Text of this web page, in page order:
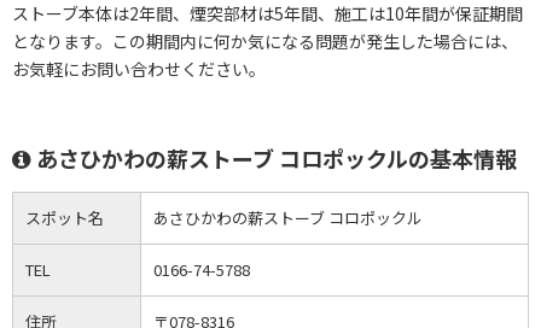
ストーブ本体は2年間、煙突部材は5年間、施工は10年間が保証期間
となります。この期間内に何か気になる問題が発生した場合には、
お気軽にお問い合わせください。
あさひかわの薪ストーブ コロポックルの基本情報
スポット名 あさひかわの薪ストーブ コロポックル
TEL 0166-74-5788
住所
〒078-8316